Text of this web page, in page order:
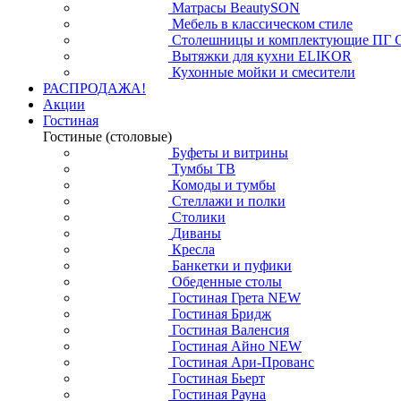
Матрасы BeautySON
Мебель в классическом стиле
Столешницы и комплектующие ПГ
Вытяжки для кухни ELIKOR
Кухонные мойки и смесители
РАСПРОДАЖА!
Акции
Гостиная
Гостиные (столовые)
Буфеты и витрины
Тумбы ТВ
Комоды и тумбы
Стеллажи и полки
Столики
Диваны
Кресла
Банкетки и пуфики
Обеденные столы
Гостиная Грета NEW
Гостиная Бридж
Гостиная Валенсия
Гостиная Айно NEW
Гостиная Ари-Прованс
Гостиная Бьерт
Гостиная Рауна